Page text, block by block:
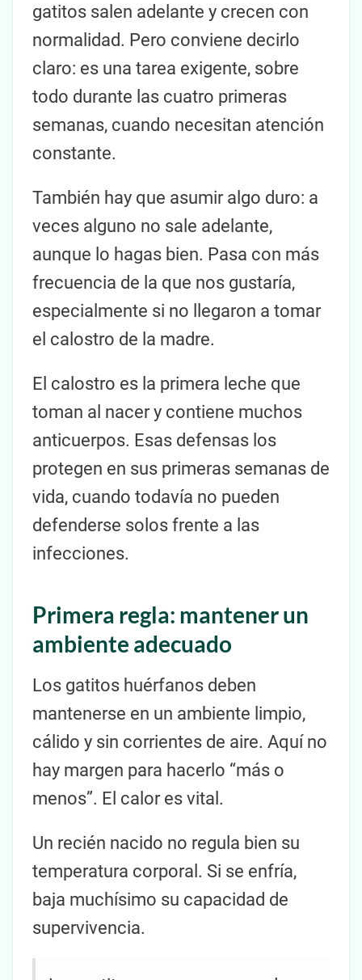
gatitos salen adelante y crecen con
normalidad. Pero conviene decirlo
claro: es una tarea exigente, sobre
todo durante las cuatro primeras
semanas, cuando necesitan atención
constante.
También hay que asumir algo duro: a
veces alguno no sale adelante,
aunque lo hagas bien. Pasa con más
frecuencia de la que nos gustaría,
especialmente si no llegaron a tomar
el calostro de la madre.
El calostro es la primera leche que
toman al nacer y contiene muchos
anticuerpos. Esas defensas los
protegen en sus primeras semanas de
vida, cuando todavía no pueden
defenderse solos frente a las
infecciones.
Primera regla: mantener un
ambiente adecuado
Los gatitos huérfanos deben
mantenerse en un ambiente limpio,
cálido y sin corrientes de aire. Aquí no
hay margen para hacerlo “más o
menos”. El calor es vital.
Un recién nacido no regula bien su
temperatura corporal. Si se enfría,
baja muchísimo su capacidad de
supervivencia.